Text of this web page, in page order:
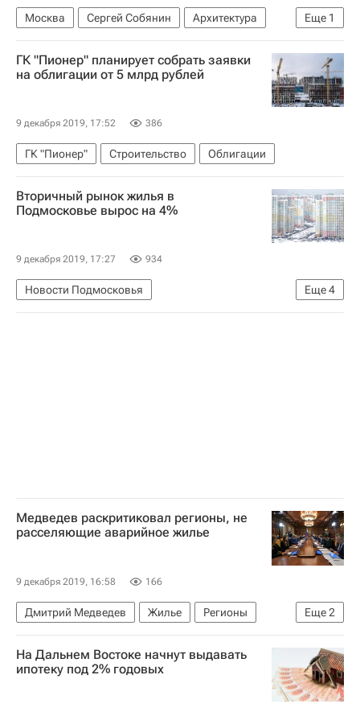
Еще 1
Москва Сергей Собянин
Архитектура
Метро
ГК "Пионер" планирует собрать заявки
на облигации от 5 млрд рублей
9 декабря 2019, 17:52 386
ГК "Пионер" Строительство Облигации
Вторичный рынок жилья в
Подмосковье вырос на 4%
9 декабря 2019, 17:27 934
Еще4
Новости Подмосковья
Московская область (Подмосковье)
Медведев раскритиковал регионы, не
расселяющие аварийное жилье
9 декабря 2019, 16:58 166
Еще2
Дмитрий Медведев Жилье
Регионы
Аварийные дома
Россия
На Дальнем Востоке начнут выдавать
ипотеку под 2% годовых